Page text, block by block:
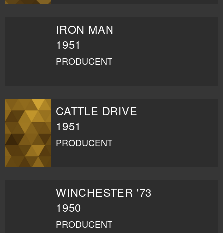
IRON MAN
1951
PRODUCENT
CATTLE DRIVE
1951
PRODUCENT
WINCHESTER '73
1950
PRODUCENT